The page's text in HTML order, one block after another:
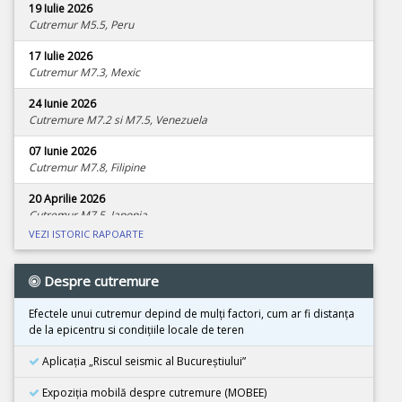
19 Iulie 2026
Cutremur M5.5, Peru
17 Iulie 2026
Cutremur M7.3, Mexic
24 Iunie 2026
Cutremure M7.2 si M7.5, Venezuela
07 Iunie 2026
Cutremur M7.8, Filipine
20 Aprilie 2026
Cutremur M7.5, Japonia
08 Aprilie 2026
Cutremur M4.0, Zona seismica Vrancea
01 Aprilie 2026
Cutremur M7.4, Marea Molucca, Indonezia
30 Martie 2026
Cutremur M7.3, Vanuatu
24 Martie 2026
VEZI ISTORIC RAPOARTE
Despre cutremure
Efectele unui cutremur depind de mulţi factori, cum ar fi distanţa
de la epicentru si condiţiile locale de teren
Aplicația „Riscul seismic al Bucureștiului”
Expoziţia mobilă despre cutremure (MOBEE)